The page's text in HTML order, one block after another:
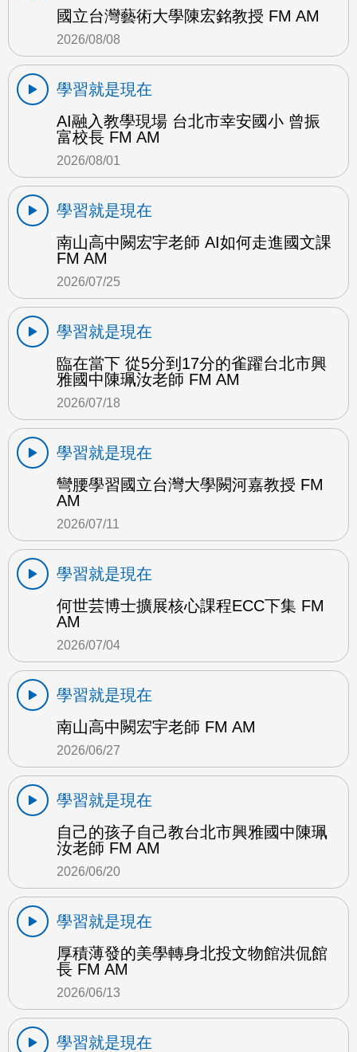
國立台灣藝術大學陳宏銘教授 FM AM
2026/08/08
學習就是現在
AI融入教學現場 台北市幸安國小 曾振
富校長 FM AM
2026/08/01
學習就是現在
南山高中闕宏宇老師 AI如何走進國文課
FM AM
2026/07/25
學習就是現在
臨在當下 從5分到17分的雀躍台北市興
雅國中陳珮汝老師 FM AM
2026/07/18
學習就是現在
彎腰學習國立台灣大學闕河嘉教授 FM
AM
2026/07/11
學習就是現在
何世芸博士擴展核心課程ECC下集 FM
AM
2026/07/04
學習就是現在
南山高中闕宏宇老師 FM AM
2026/06/27
學習就是現在
自己的孩子自己教台北市興雅國中陳珮
汝老師 FM AM
2026/06/20
學習就是現在
厚積薄發的美學轉身北投文物館洪侃館
長 FM AM
2026/06/13
學習就是現在